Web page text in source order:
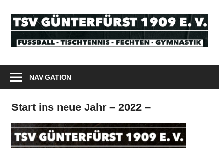
Inhalt
springen
Fußball
Gymnastik
NAVIGATION
Start ins neue Jahr – 2022 –